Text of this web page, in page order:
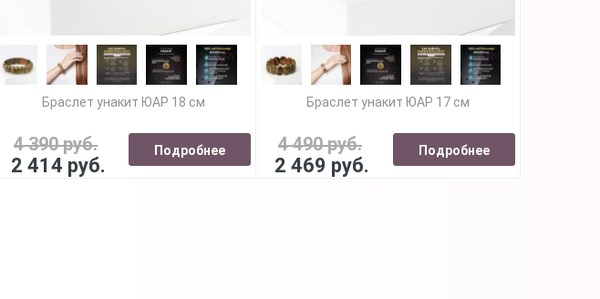
Браслет унакит ЮАР 18 см
4 390 руб.
2 414 руб.
Подробнее
Браслет унакит ЮАР 17 см
4 490 руб.
2 469 руб.
Подробнее